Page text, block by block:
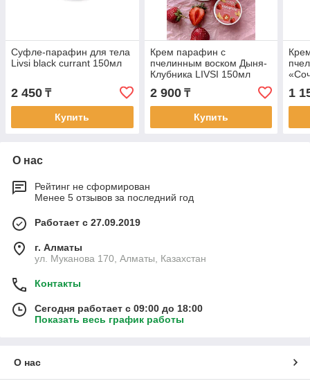
Суфле-парафин для тела
Livsi black currant 150мл
2 450 ₸
Купить
Крем парафин с
пчелинным воском Дыня-
Клубника LIVSI 150мл
2 900₸
Купить
1
О нас
Рейтинг не сформирован
Менее 5 отзывов за последний год
Работает с 27.09.2019
г. Алматы
ул. Муканова 170, Алматы, Казахстан
Контакты
Сегодня работает с 09:00 до 18:00
Показать весь график работы
О нас